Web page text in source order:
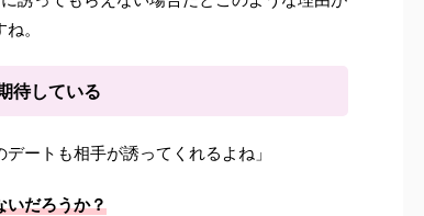
。
待している
ートも相手が誘ってくれるよね」
いだろうか？